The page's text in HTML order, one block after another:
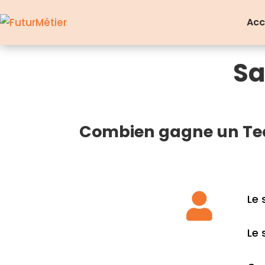
Combien gagne un
 Le
Le